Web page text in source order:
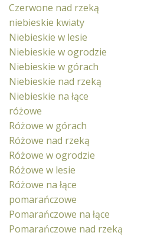
Czerwone nad rzeką
niebieskie kwiaty
Niebieskie w lesie
Niebieskie w ogrodzie
Niebieskie w górach
Niebieskie nad rzeką
Niebieskie na łące
różowe
Różowe w górach
Różowe nad rzeką
Różowe w ogrodzie
Różowe w lesie
Różowe na łące
pomarańczowe
Pomarańczowe na łące
Pomarańczowe nad rzeką